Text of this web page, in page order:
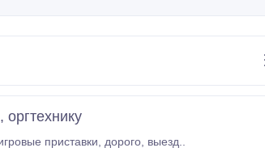
куплю бу компьютеры, ноутбуки, комплектующие, оргтехнику, игровые приставки, дорого, выезд..